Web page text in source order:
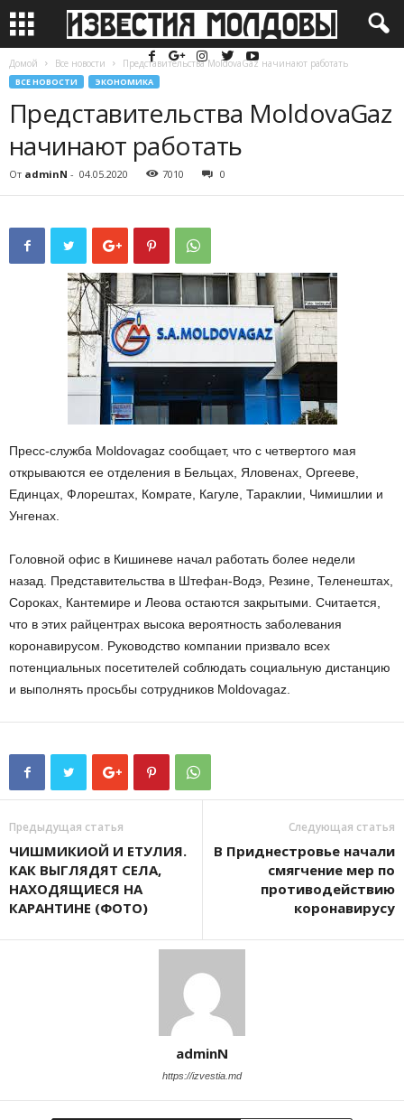
Домой Все новости Представительства MoldovaGaz начинают работать
ВСЕ НОВОСТИ ЭКОНОМИКА
Представительства MoldovaGaz
начинают работать
От adminN - 04.05.2020 7010 0
Пресс-служба Moldovagaz сообщает, что с четвертого мая
открываются ее отделения в Бельцах, Яловенах, Оргееве,
Единцах, Флорештах, Комрате, Кагуле, Тараклии, Чимишлии и
Унгенах.
Головной офис в Кишиневе начал работать более недели
назад. Представительства в Штефан-Водэ, Резине, Теленештах,
Сороках, Кантемире и Леова остаются закрытыми. Считается,
что в этих райцентрах высока вероятность заболевания
коронавирусом. Руководство компании призвало всех
потенциальных посетителей соблюдать социальную дистанцию
и выполнять просьбы сотрудников Moldovagaz.
Предыдущая статья
ЧИШМИКИОЙ И ЕТУЛИЯ.
КАК ВЫГЛЯДЯТ СЕЛА,
НАХОДЯЩИЕСЯ НА
КАРАНТИНЕ (ФОТО)
Следующая статья
В Приднестровье начали
смягчение мер по
противодействию
коронавирусу
adminN
https://izvestia.md